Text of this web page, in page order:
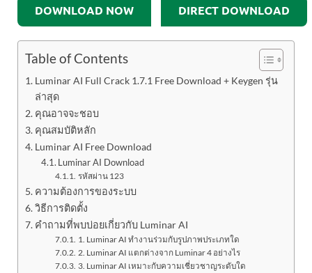
DOWNLOAD NOW DIRECT DOWNLOAD
Table of Contents
Luminar AI Full Crack 1.7.1 Free Download + Keygen รุ่น
ล่าสุด
คุณอาจจะชอบ
คุณสมบัติหลัก
Luminar AI Free Download
Luminar AI Download
รหัสผ่าน 123
ความต้องการของระบบ
วิธีการติดตั้ง
คำถามที่พบบ่อยเกี่ยวกับ Luminar AI
1. Luminar AI ทำงานร่วมกับรูปภาพประเภทใด
2. Luminar AI แตกต่างจาก Luminar 4 อย่างไร
3. Luminar AI เหมาะกับความเชี่ยวชาญระดับใด